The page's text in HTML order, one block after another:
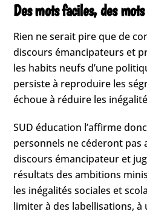
Des mots faciles, des
Rien ne serait pire que de
discours émancipateurs et
les habits neufs d’une
persiste à reproduire les
échoue à réduire les
SUD éducation l’affirme
personnels ne céderont pas
discours émancipateur et
résultats des ambitions
les inégalités sociales et
limiter à des labellisations, à